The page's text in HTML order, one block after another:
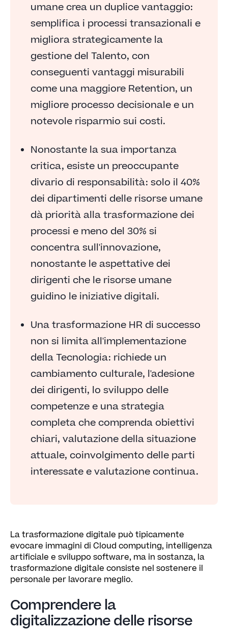
umane crea un duplice vantaggio:
semplifica i processi transazionali e
migliora strategicamente la
gestione del Talento, con
conseguenti vantaggi misurabili
come una maggiore Retention, un
migliore processo decisionale e un
notevole risparmio sui costi.
Nonostante la sua importanza
critica, esiste un preoccupante
divario di responsabilità: solo il 40%
dei dipartimenti delle risorse umane
dà priorità alla trasformazione dei
processi e meno del 30% si
concentra sull'innovazione,
nonostante le aspettative dei
dirigenti che le risorse umane
guidino le iniziative digitali.
Una trasformazione HR di successo
non si limita all'implementazione
della Tecnologia: richiede un
cambiamento culturale, l'adesione
dei dirigenti, lo sviluppo delle
competenze e una strategia
completa che comprenda obiettivi
chiari, valutazione della situazione
attuale, coinvolgimento delle parti
interessate e valutazione continua.
La trasformazione digitale può tipicamente
evocare immagini di Cloud computing, intelligenza
artificiale e sviluppo software, ma in sostanza, la
trasformazione digitale consiste nel sostenere il
personale per lavorare meglio.
Comprendere la
digitalizzazione delle risorse